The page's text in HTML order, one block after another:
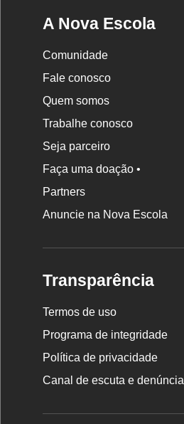
A Nova Escola
Comunidade
Fale conosco
Quem somos
Trabalhe conosco
Seja parceiro
Faça uma doação •
Partners
Anuncie na Nova Escola
Transparência
Termos de uso
Programa de integridade
Política de privacidade
Canal de escuta e denúncia